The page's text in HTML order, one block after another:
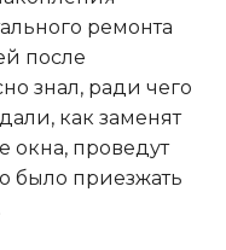
ремонта
после
знал, ради чего
как заменят
окна, проведут
было приезжать